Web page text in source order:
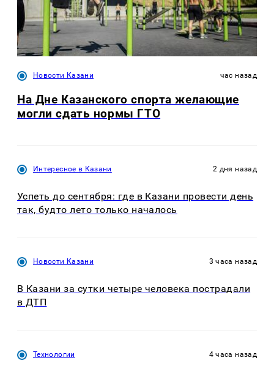
Новости Казани час назад
На Дне Казанского спорта желающие
могли сдать нормы ГТО
Интересное в Казани 2 дня назад
Успеть до сентября: где в Казани провести день
так, будто лето только началось
Новости Казани 3 часа назад
В Казани за сутки четыре человека пострадали
в ДТП
Технологии 4 часа назад